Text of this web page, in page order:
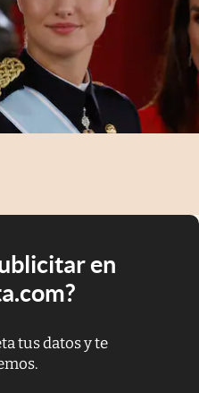
en
tus datos y te